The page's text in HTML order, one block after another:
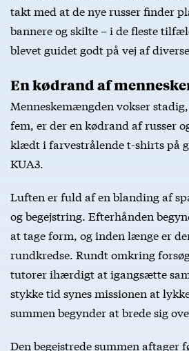
takt med at de nye russer finder
bannere og skilte – i de fleste
blevet guidet godt på vej af
En kødrand af
Menneskemængden vokser
fem, er der en kødrand af russer
klædt i farvestrålende t-shirts på
KUA3.
Luften er fuld af en blanding af
og begejstring. Efterhånden
at tage form, og inden længe er
rundkredse. Rundt omkring
tutorer ihærdigt at igangsætte
stykke tid synes missionen at
summen begynder at brede sig
Den begejstrede summen aftager